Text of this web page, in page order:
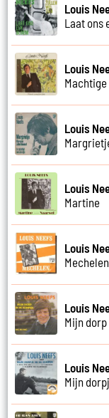
Louis
Laat ons
Louis
Machtige
Louis
Louis
Martine
Louis
Mechelen
Louis
Mijn
Louis
Mijn